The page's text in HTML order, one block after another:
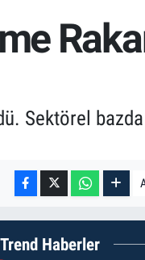
Sektörel
Trend Haberler